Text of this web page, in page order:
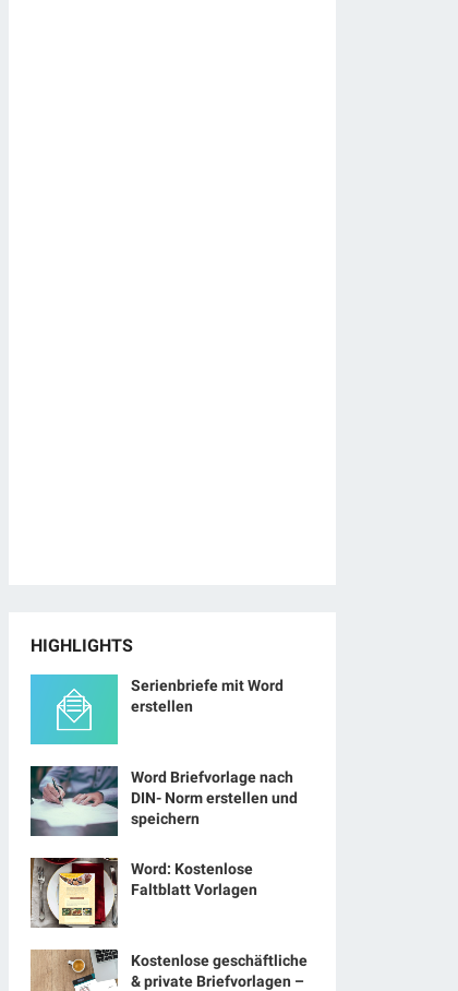
HIGHLIGHTS
Serienbriefe mit Word
erstellen
Word Briefvorlage nach
DIN- Norm erstellen und
speichern
Word: Kostenlose
Faltblatt Vorlagen
Kostenlose geschäftliche
& private Briefvorlagen –